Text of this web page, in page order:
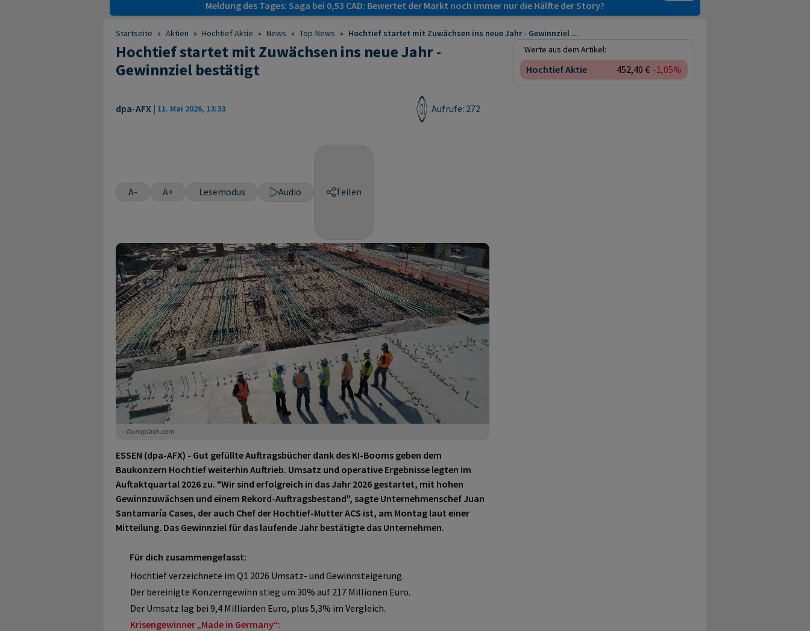
Meldung des Tages: Saga bei 0,53 CAD: Bewertet der Markt noch immer nur die Hälfte der Story?
Startseite » Aktien » Hochtief Aktie » News » Top-News » Hochtief startet mit Zuwächsen ins neue Jahr - Gewinnziel ...
Hochtief startet mit Zuwächsen ins neue Jahr -
Gewinnziel bestätigt
dpa-AFX | 11. Mai 2026, 13:33 Aufrufe: 272
A- A+ Lesemodus Audio Teilen
- ©unsplash.com
ESSEN (dpa-AFX) - Gut gefüllte Auftragsbücher dank des KI-Booms geben dem
Baukonzern Hochtiefweiterhin Auftrieb. Umsatz und operative Ergebnisse legten im
Auftaktquartal 2026 zu. "Wir sind erfolgreich in das Jahr 2026 gestartet, mit hohen
Gewinnzuwächsen und einem Rekord-Auftragsbestand", sagte Unternehmenschef Juan
Santamaría Cases, der auch Chef der Hochtief-Mutter ACS ist, am Montag laut einer
Mitteilung. Das Gewinnziel für das laufende Jahr bestätigte das Unternehmen.
Für dich zusammengefasst:
Hochtief verzeichnete im Q1 2026 Umsatz- und Gewinnsteigerung.
Der bereinigte Konzerngewinn stieg um 30% auf 217 Millionen Euro.
Der Umsatz lag bei 9,4 Milliarden Euro, plus 5,3% im Vergleich.
Krisengewinner „Made in Germany“:
Werte aus dem Artikel:
Hochtief Aktie 452,40 € -1,05%